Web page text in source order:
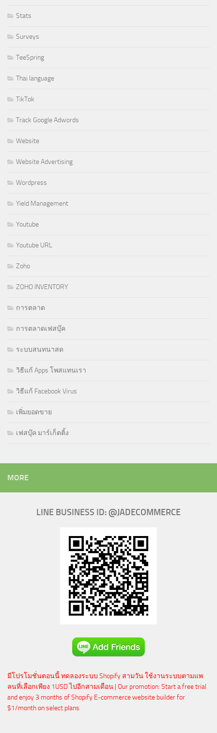
Stats
Surveys
TeeSpring
Thai language
TikTok
Track Google Adwords
Website
Website Advertising
Wordpress
Yield Management
Youtube
Youtube URL
Zoho
ZOHO INVENTORY
การตลาด
การตลาดเฟสบุ๊ค
ระบบสนทนาสด
วิธีแก้ Apps โพสแทนเรา
วิธีแก้ Facebook Virus
เพิ่มยอดขาย
เฟสบุ๊ค มาร์เก็ตติ้ง
MORE
LINE BUSINESS ID: @JADECOMMERCE
มีโปรโมชั่นตอนนี้ ทดลองระบบ Shopify สามวัน ใช้งานระบบตามแพ
ลนที่เลือกเพียง 1USD ไปอีกสามเดือน | Our promotion: Start a free trial
and enjoy 3 months of Shopify E-commerce website builder for
$1/month on select plans